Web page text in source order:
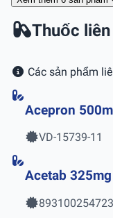
Thuốc
Các sản phẩm
Acepron
VD-15739-11
Acetab
893100254723